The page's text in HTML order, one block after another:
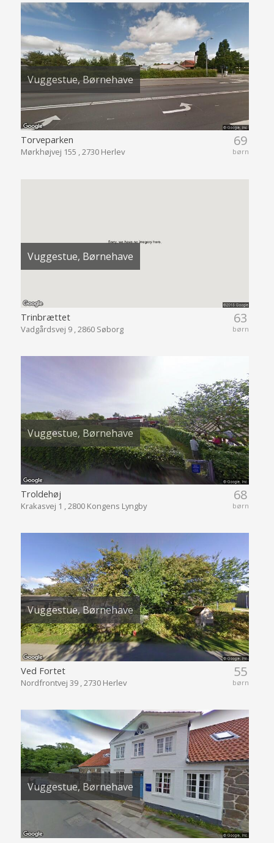
Vuggestue, Børnehave
69
børn
Torveparken
Mørkhøjvej 155 , 2730 Herlev
Vuggestue, Børnehave
63
børn
Trinbrættet
Vadgårdsvej 9 , 2860 Søborg
Vuggestue, Børnehave
68
børn
Troldehøj
Krakasvej 1 , 2800 Kongens Lyngby
Vuggestue, Børnehave
55
børn
Ved Fortet
Nordfrontvej 39 , 2730 Herlev
Vuggestue, Børnehave